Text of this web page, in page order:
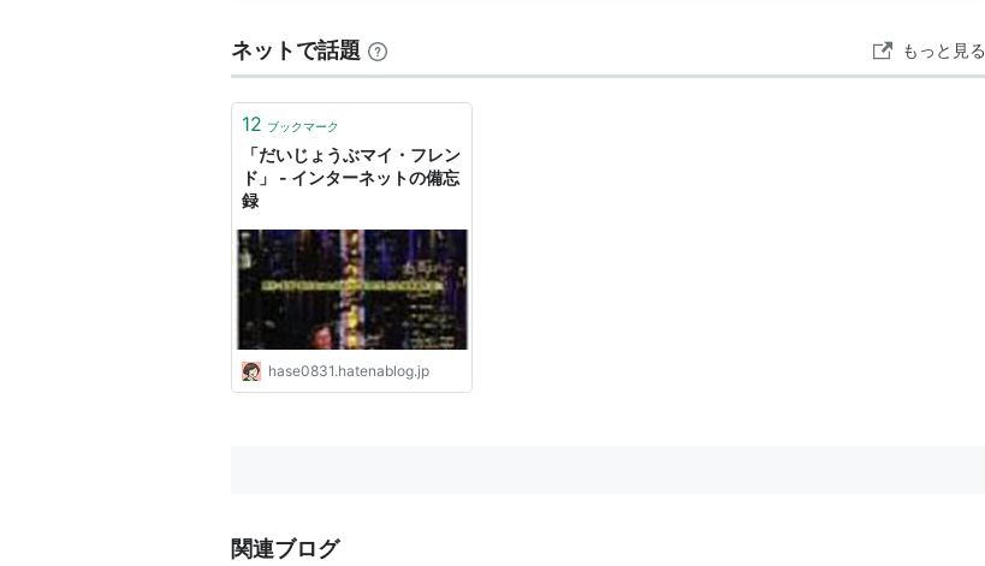
ネットで話題 もっと見る
12 ブックマーク
「だいじょうぶマイ・フレン
ド」 - インターネットの備忘
録
hase0831.hatenablog.jp
関連ブログ